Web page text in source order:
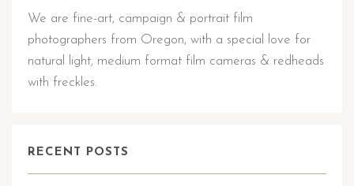
We are fine-art, campaign & portrait film
photographers from Oregon, with a special love for
natural light, medium format film cameras & redheads
with freckles.
RECENT POSTS